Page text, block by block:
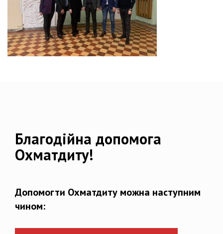
Благодійна допомога
Охматдиту!
Допомогти Охматдиту можна наступним
чином: